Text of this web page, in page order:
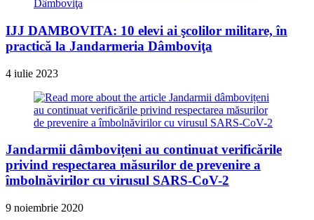
IJJ DAMBOVITA: 10 elevi ai şcolilor militare, în
practică la Jandarmeria Dâmboviţa
4 iulie 2023
Jandarmii dâmbovițeni au continuat verificările
privind respectarea măsurilor de prevenire a
îmbolnăvirilor cu virusul SARS-CoV-2
9 noiembrie 2020